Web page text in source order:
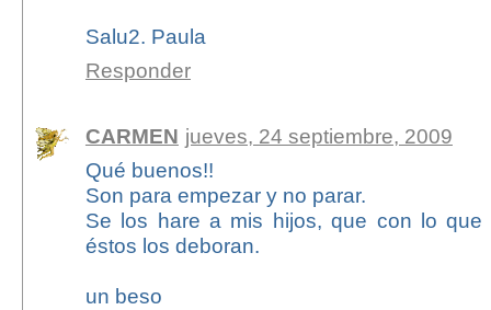
Salu2. Paula
Responder
CARMEN jueves, 24 septiembre, 2009
Qué buenos!!
Son para empezar y no parar.
Se los hare a mis hijos, que con lo que
éstos los deboran.
un beso